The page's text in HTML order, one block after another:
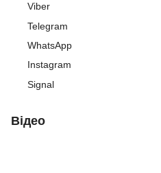
Viber
Telegram
WhatsApp
Instagram
Signal
Відео